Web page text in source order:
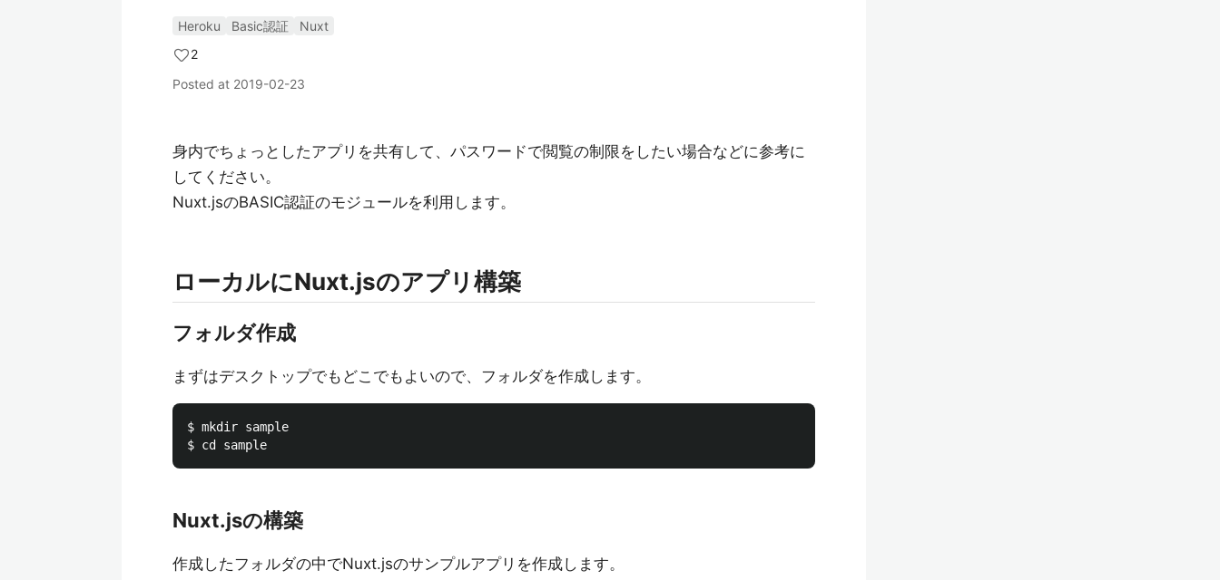
Heroku Basic認証
Nuxt
2
Posted at 2019-02-23
身内でちょっとしたアプリを共有して、パスワードで閲覧の制限をしたい場合などに参考に
してください。
Nuxt.jsのBASIC認証のモジュールを利用します。
ローカルにNuxt.jsのアプリ構築
フォルダ作成
まずはデスクトップでもどこでもよいので、フォルダを作成します。
$ mkdir sample
Nuxt.jsの構築
作成したフォルダの中でNuxt.jsのサンプルアプリを作成します。